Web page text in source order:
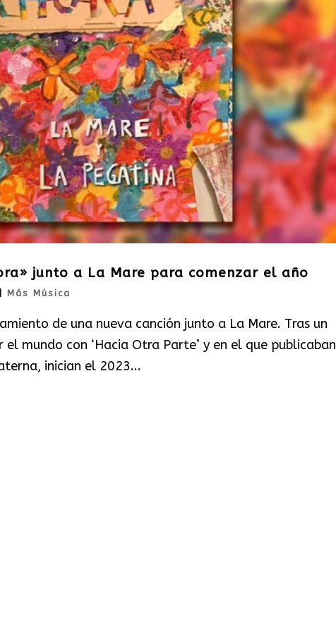
junto a La Mare para comenzar el año
Más Música
de una nueva canción junto a La Mare. Tras un
mundo con ‘Hacia Otra Parte’ y en el que publicaban
inician el 2023...